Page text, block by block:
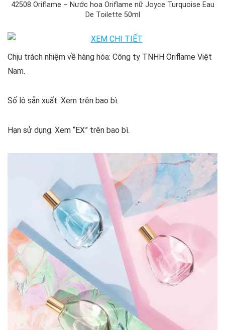
42508 Oriflame – Nước hoa Oriflame nữ Joyce Turquoise Eau
De Toilette 50ml
Chịu trách nhiệm về hàng hóa: Công ty TNHH Oriflame Việt
Nam.
Số lô sản xuất: Xem trên bao bì.
Hạn sử dụng: Xem “EX” trên bao bì.